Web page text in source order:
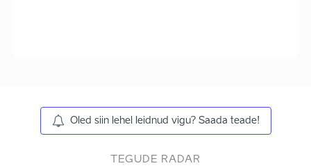
Oled siin lehel leidnud vigu? Saada teade!
TEGUDE RADAR